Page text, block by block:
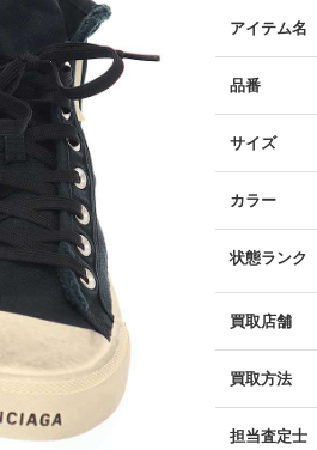
アイテム名
品番
サイズ
カラー
状態ランク
買取店舗
買取方法
担当査定士